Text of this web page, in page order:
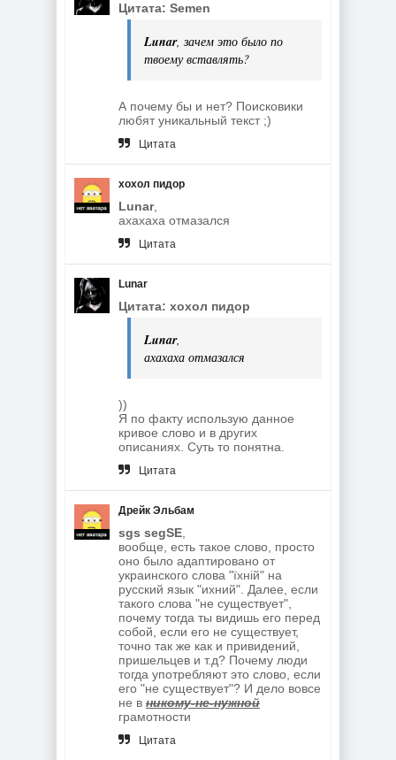
Цитата: Semen
Lunar, зачем это было по
твоему вставлять?
А почему бы и нет? Поисковики
любят уникальный текст ;)
Цитата
хохол пидор
Lunar,
ахахаха отмазался
Цитата
Lunar
Цитата: хохол пидор
Lunar,
ахахаха отмазался
))
Я по факту использую данное
кривое слово и в других
описаниях. Суть то понятна.
Цитата
Дрейк Эльбам
sgs segSE
вообще, есть такое слово, просто
оно было адаптировано от
украинского слова "їхній" на
русский язык "ихний". Далее, если
такого слова "не существует",
почему тогда ты видишь его перед
собой, если его не существует,
точно так же как и привидений,
пришельцев и т.д? Почему люди
тогда употребляют это слово, если
его "не существует"? И дело вовсе
не в никому-не-нужной
грамотности
Цитата